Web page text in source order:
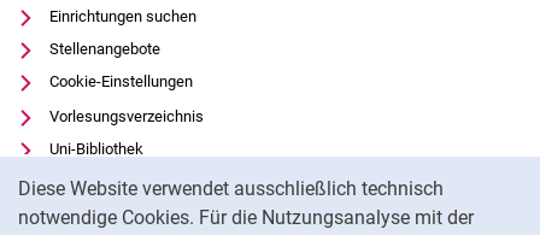
Diese Website verwendet ausschließlich technisch
notwendige Cookies. Für die Nutzungsanalyse mit der
Einrichtungen suchen
Stellenangebote
Cookie-Einstellungen
Vorlesungsverzeichnis
Uni-Bibliothek
Moodle
Panopto